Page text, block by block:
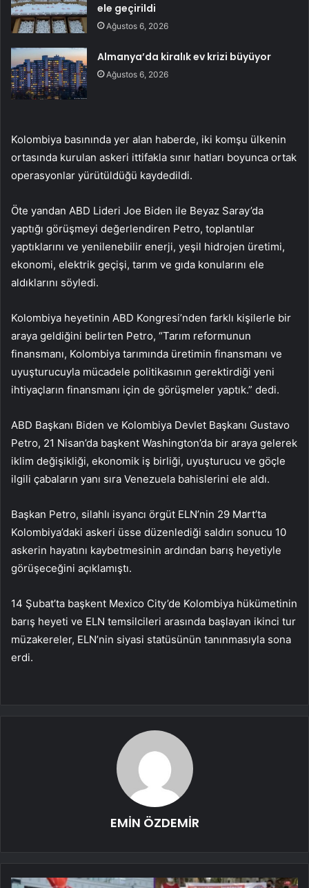
ele geçirildi
Ağustos 6, 2026
Almanya’da kiralık ev krizi büyüyor
Ağustos 6, 2026
Kolombiya basınında yer alan haberde, iki komşu ülkenin
ortasında kurulan askeri ittifakla sınır hatları boyunca ortak
operasyonlar yürütüldüğü kaydedildi.
Öte yandan ABD Lideri Joe Biden ile Beyaz Saray’da
yaptığı görüşmeyi değerlendiren Petro, toplantılar
yaptıklarını ve yenilenebilir enerji, yeşil hidrojen üretimi,
ekonomi, elektrik geçişi, tarım ve gıda konularını ele
aldıklarını söyledi.
Kolombiya heyetinin ABD Kongresi’nden farklı kişilerle bir
araya geldiğini belirten Petro, “Tarım reformunun
finansmanı, Kolombiya tarımında üretimin finansmanı ve
uyuşturucuyla mücadele politikasının gerektirdiği yeni
ihtiyaçların finansmanı için de görüşmeler yaptık.” dedi.
ABD Başkanı Biden ve Kolombiya Devlet Başkanı Gustavo
Petro, 21 Nisan’da başkent Washington’da bir araya gelerek
iklim değişikliği, ekonomik iş birliği, uyuşturucu ve göçle
ilgili çabaların yanı sıra Venezuela bahislerini ele aldı.
Başkan Petro, silahlı isyancı örgüt ELN’nin 29 Mart’ta
Kolombiya’daki askeri üsse düzenlediği saldırı sonucu 10
askerin hayatını kaybetmesinin ardından barış heyetiyle
görüşeceğini açıklamıştı.
14 Şubat’ta başkent Mexico City’de Kolombiya hükümetinin
barış heyeti ve ELN temsilcileri arasında başlayan ikinci tur
müzakereler, ELN’nin siyasi statüsünün tanınmasıyla sona
erdi.
EMİN ÖZDEMİR